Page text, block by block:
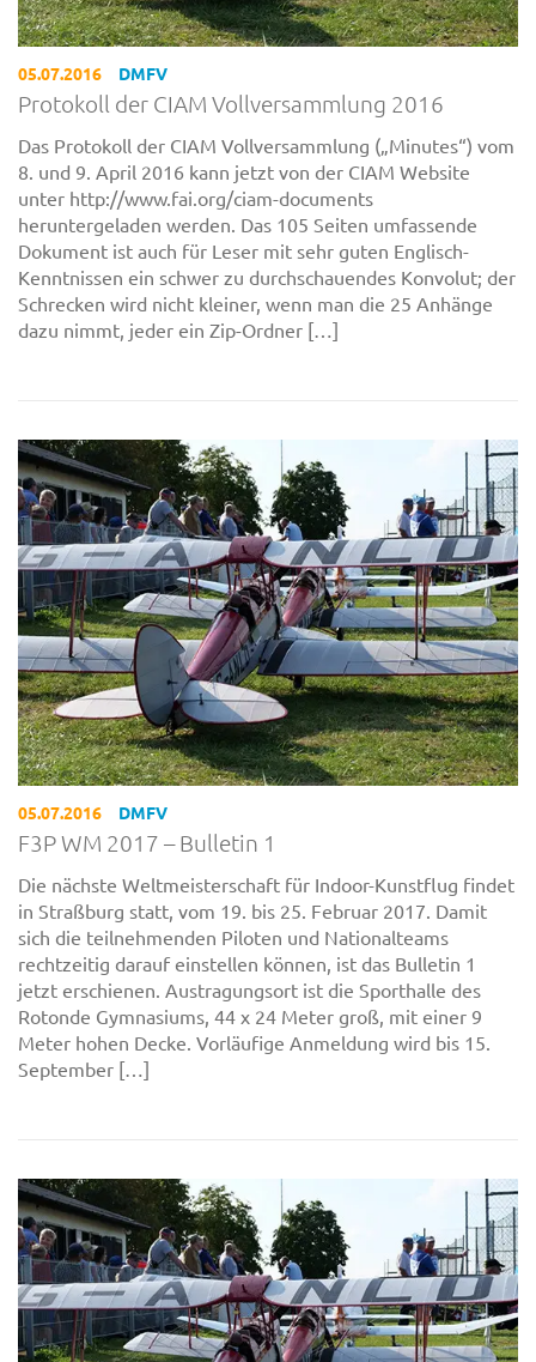
05.07.2016 DMFV
Protokoll der CIAM Vollversammlung 2016
Das Protokoll der CIAM Vollversammlung („Minutes“) vom
8. und 9. April 2016 kann jetzt von der CIAM Website
unter http://www.fai.org/ciam-documents
heruntergeladen werden. Das 105 Seiten umfassende
Dokument ist auch für Leser mit sehr guten Englisch-
Kenntnissen ein schwer zu durchschauendes Konvolut; der
Schrecken wird nicht kleiner, wenn man die 25 Anhänge
dazu nimmt, jeder ein Zip-Ordner […]
05.07.2016 DMFV
F3P WM 2017 – Bulletin 1
Die nächste Weltmeisterschaft für Indoor-Kunstflug findet
in Straßburg statt, vom 19. bis 25. Februar 2017. Damit
sich die teilnehmenden Piloten und Nationalteams
rechtzeitig darauf einstellen können, ist das Bulletin 1
jetzt erschienen. Austragungsort ist die Sporthalle des
Rotonde Gymnasiums, 44 x 24 Meter groß, mit einer 9
Meter hohen Decke. Vorläufige Anmeldung wird bis 15.
September […]